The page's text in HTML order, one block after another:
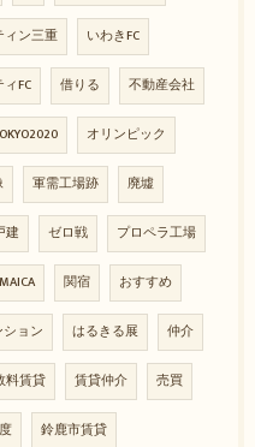
ィン三重 いわきFC
FC 借りる 不動産会社
オリンピック
軍需工場跡 廃墟
建 ゼロ戦 プロペラ工場
関宿 おすすめ
ョン はるきる展 仲介
料賃貸 賃貸仲介 売買
鈴鹿市賃貸